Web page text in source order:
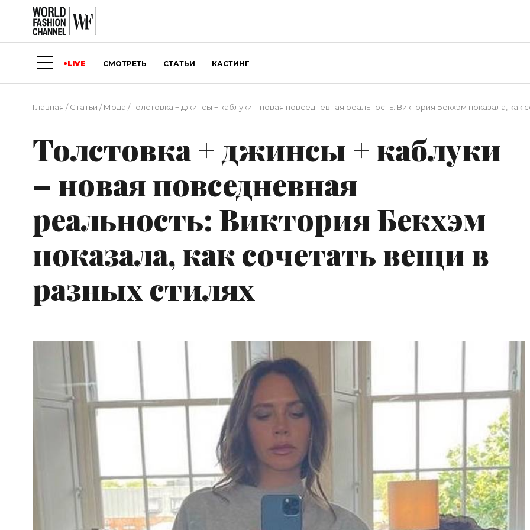
LIVE СМОТРЕТЬ СТАТЬИ КАСТИНГ
Главная /Статьи /Мода /Толстовка + джинсы + каблуки – новая повседневная реальность: Виктория Бекхэм показала, как
Толстовка + джинсы + каблуки
– новая повседневная
реальность: Виктория Бекхэм
показала, как сочетать вещи в
разных стилях